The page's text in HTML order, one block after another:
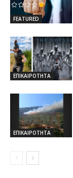
FEATURED
ΕΠΙΚΑΙΡΟΤΗΤΑ
ΕΠΙΚΑΙΡΟΤΗΤΑ